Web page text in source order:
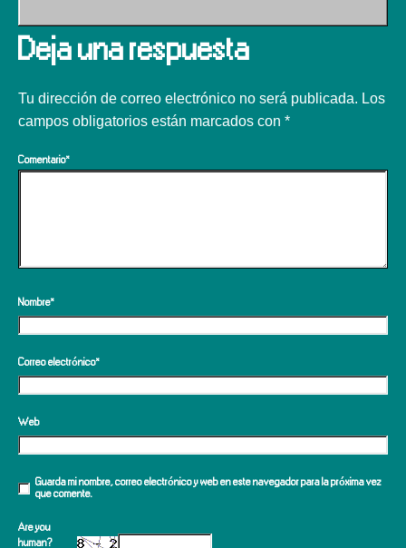
Deja una respuesta
Tu dirección de correo electrónico no será publicada. Los
campos obligatorios están marcados con *
Comentario*
Nombre*
Correo electrónico*
Web
Guarda mi nombre, correo electrónico y web en este navegador para la próxima vez
que comente.
Are you
human?